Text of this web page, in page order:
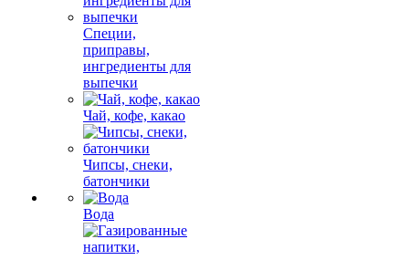
Специи,
приправы,
ингредиенты для
выпечки
Чай, кофе, какао
Чипсы, снеки,
батончики
Вода